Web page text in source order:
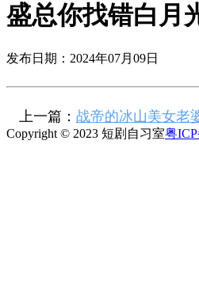
盛总你找错白月
发布日期：2024年07月09日
上一篇： 战帝的冰山美女老
Copyright © 2023 短剧自习室粤